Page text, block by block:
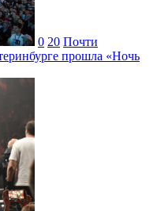
0 20 Почти
прошла «Ночь